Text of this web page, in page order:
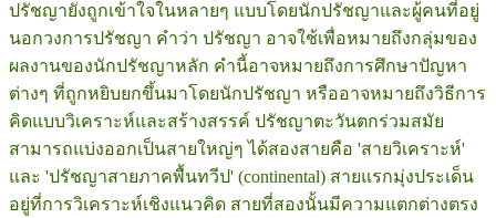
ปรัชญายังถูกเข้าใจในหลายๆ แบบโดยนักปรัชญาและผู้คนที่อยู่
นอกวงการปรัชญา คำว่า ปรัชญา อาจใช้เพื่อหมายถึงกลุ่มของ
ผลงานของนักปรัชญาหลัก คำนี้อาจหมายถึงการศึกษาปัญหา
ต่างๆ ที่ถูกหยิบยกขึ้นมาโดยนักปรัชญา หรืออาจหมายถึงวิธีการ
คิดแบบวิเคราะห์และสร้างสรรค์ ปรัชญาตะวันตกร่วมสมัย
สามารถแบ่งออกเป็นสายใหญ่ๆ ได้สองสายคือ 'สายวิเคราะห์'
และ 'ปรัชญาสายภาคพื้นทวีป' (continental) สายแรกมุ่งประเด็น
อยู่ที่การวิเคราะห์เชิงแนวคิด สายที่สองนั้นมีความแตกต่างตรง